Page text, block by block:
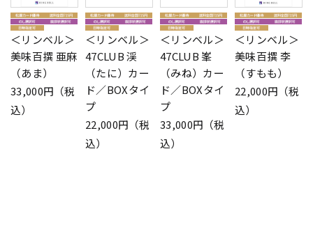
＜リンベル＞
美味百撰 亜麻
（あま）
33,000円（税
込）
＜リンベル＞
47CLUB 渓
（たに）カー
ド／BOXタイ
プ
22,000円（税
込）
＜リンベル＞
47CLUB 峯
（みね）カー
ド／BOXタイ
プ
33,000円（税
込）
＜リンベル＞
美味百撰 李
（すもも）
22,000円（税
込）